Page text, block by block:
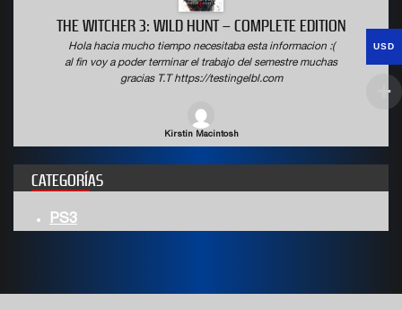
THE WITCHER 3: WILD HUNT – COMPLETE EDITION
Hola hacia mucho tiempo necesitaba esta informacion :(
al fin voy a poder terminar el trabajo del semestre muchas
gracias T.T https://testingelbl.com
Kirstin Macintosh
CATEGORÍAS
PS3
USD